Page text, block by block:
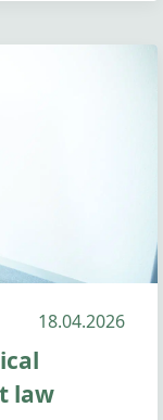
18.04.2026
law